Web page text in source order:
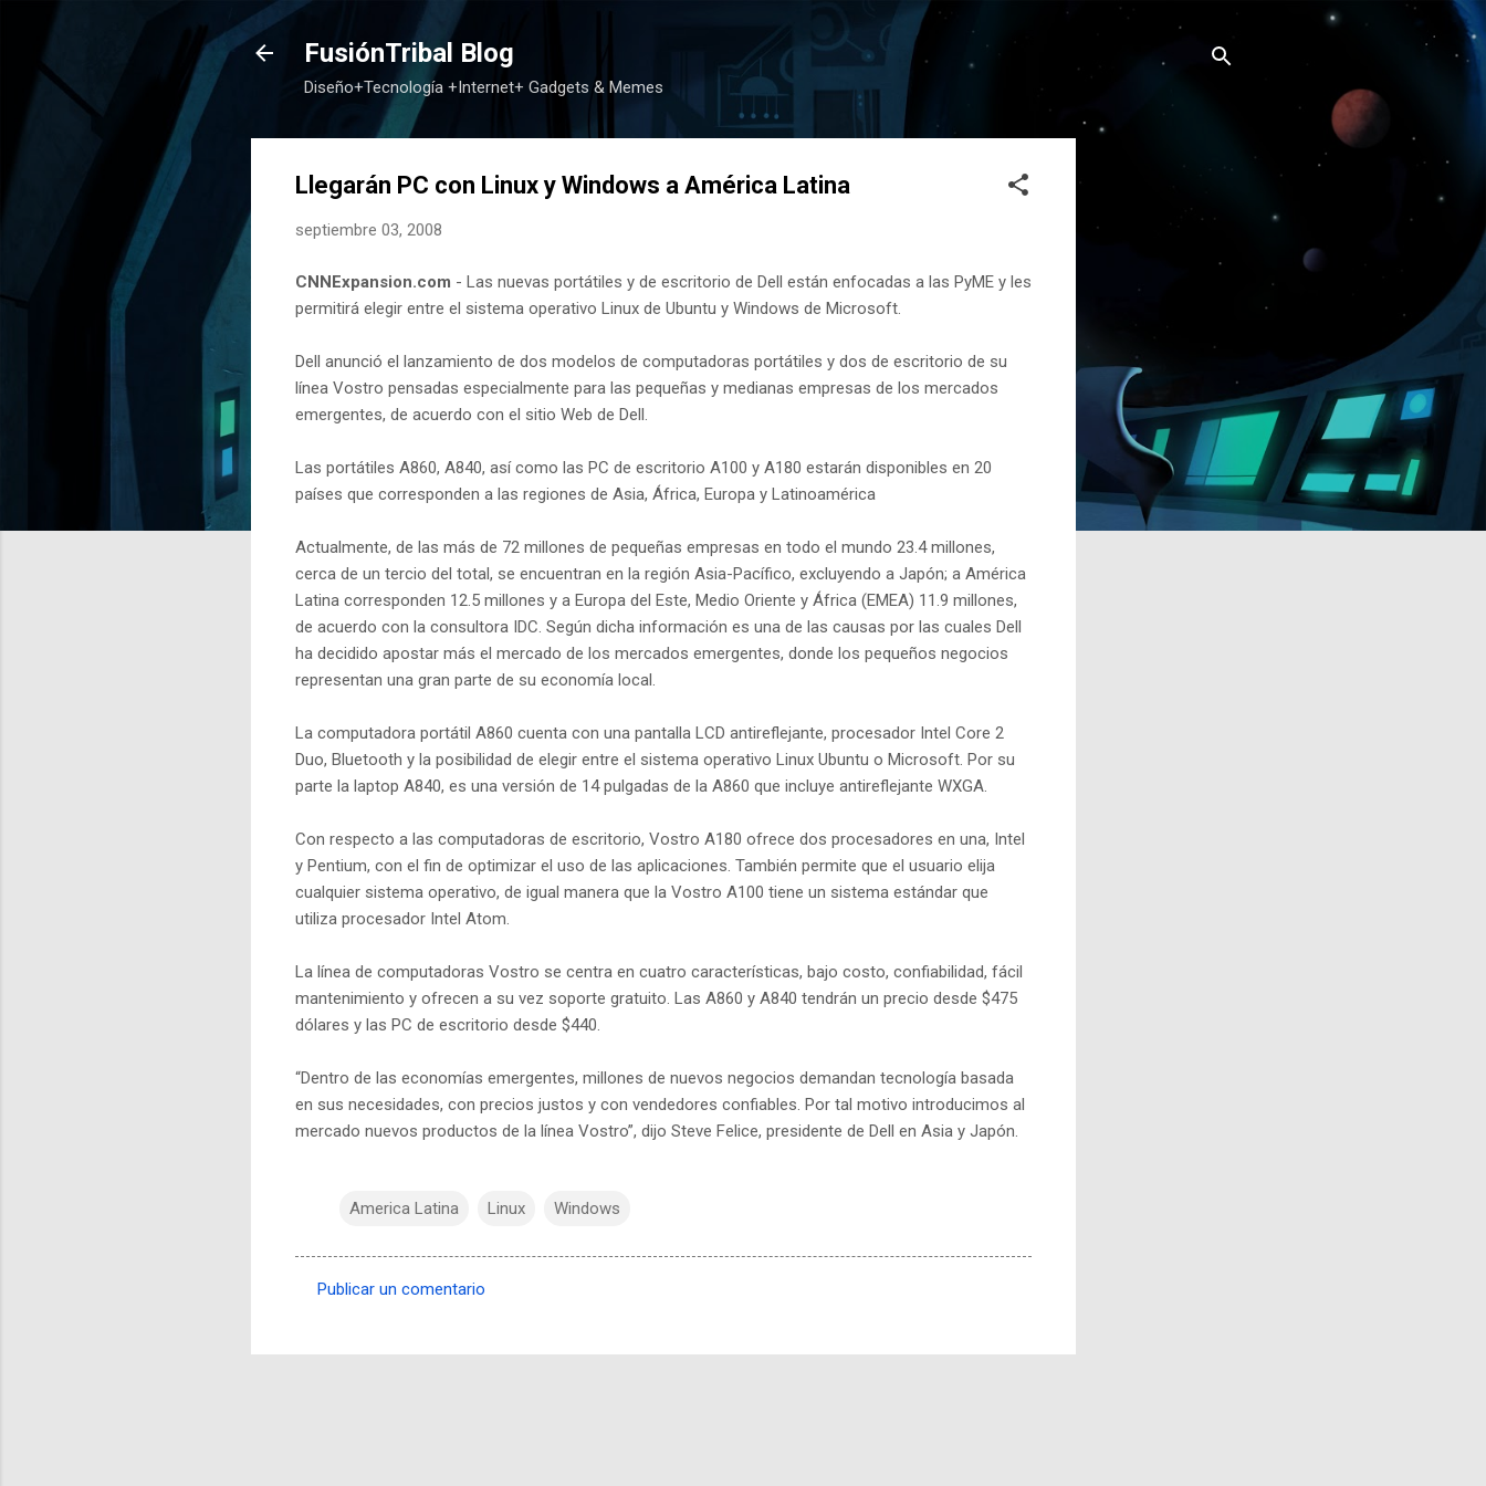
FusiónTribal Blog
Diseño+Tecnología +Internet+ Gadgets & Memes
Llegarán PC con Linux y Windows a América Latina
septiembre 03, 2008
CNNExpansion.com - Las nuevas portátiles y de escritorio de Dell están enfocadas a las PyME y les
permitirá elegir entre el sistema operativo Linux de Ubuntu y Windows de Microsoft.
Dell anunció el lanzamiento de dos modelos de computadoras portátiles y dos de escritorio de su
línea Vostro pensadas especialmente para las pequeñas y medianas empresas de los mercados
emergentes, de acuerdo con el sitio Web de Dell.
Las portátiles A860, A840, así como las PC de escritorio A100 y A180 estarán disponibles en 20
países que corresponden a las regiones de Asia, África, Europa y Latinoamérica
Actualmente, de las más de 72 millones de pequeñas empresas en todo el mundo 23.4 millones,
cerca de un tercio del total, se encuentran en la región Asia-Pacífico, excluyendo a Japón; a América
Latina corresponden 12.5 millones y a Europa del Este, Medio Oriente y África (EMEA) 11.9 millones,
de acuerdo con la consultora IDC. Según dicha información es una de las causas por las cuales Dell
ha decidido apostar más el mercado de los mercados emergentes, donde los pequeños negocios
representan una gran parte de su economía local.
La computadora portátil A860 cuenta con una pantalla LCD antireflejante, procesador Intel Core 2
Duo, Bluetooth y la posibilidad de elegir entre el sistema operativo Linux Ubuntu o Microsoft. Por su
parte la laptop A840, es una versión de 14 pulgadas de la A860 que incluye antireflejante WXGA.
Con respecto a las computadoras de escritorio, Vostro A180 ofrece dos procesadores en una, Intel
y Pentium, con el fin de optimizar el uso de las aplicaciones. También permite que el usuario elija
cualquier sistema operativo, de igual manera que la Vostro A100 tiene un sistema estándar que
utiliza procesador Intel Atom.
La línea de computadoras Vostro se centra en cuatro características, bajo costo, confiabilidad, fácil
mantenimiento y ofrecen a su vez soporte gratuito. Las A860 y A840 tendrán un precio desde $475
dólares y las PC de escritorio desde $440.
“Dentro de las economías emergentes, millones de nuevos negocios demandan tecnología basada
en sus necesidades, con precios justos y con vendedores confiables. Por tal motivo introducimos al
mercado nuevos productos de la línea Vostro”, dijo Steve Felice, presidente de Dell en Asia y Japón.
America Latina Linux Windows
Publicar un comentario